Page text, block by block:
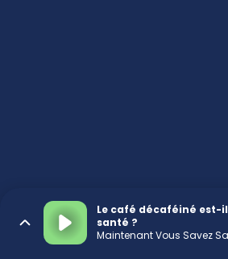
Le café décaféiné est-
santé ?
Maintenant Vous Savez